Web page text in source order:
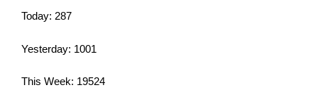
Today: 287
Yesterday: 1001
This Week: 19524